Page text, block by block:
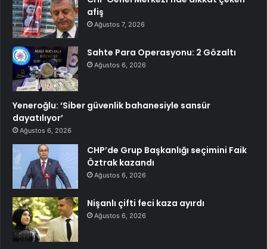
afiş
Ağustos 7, 2026
Sahte Para Operasyonu: 2 Gözaltı
Ağustos 6, 2026
Yeneroğlu: ‘Siber güvenlik bahanesiyle sansür
dayatılıyor’
Ağustos 6, 2026
CHP’de Grup Başkanlığı seçimini Faik
Öztrak kazandı
Ağustos 6, 2026
Nişanlı çifti feci kaza ayırdı
Ağustos 6, 2026